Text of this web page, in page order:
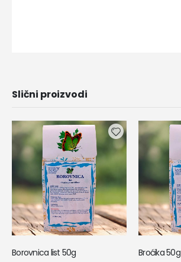
Slični proizvodi
Borovnica list 50g Broćika 50g